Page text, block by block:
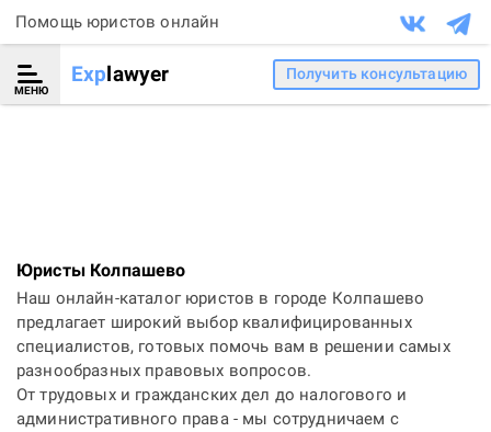
Помощь юристов онлайн
МЕНЮ
Explawyer Получить консультацию
Юристы Колпашево
Наш онлайн-каталог юристов в городе Колпашево
предлагает широкий выбор квалифицированных
специалистов, готовых помочь вам в решении самых
разнообразных правовых вопросов.
От трудовых и гражданских дел до налогового и
административного права - мы сотрудничаем с